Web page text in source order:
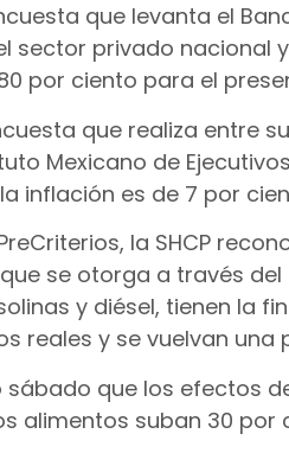
que levanta el
sector privado nacional
por ciento para el
que realiza entre
Mexicano de
inflación es de 7 por
la SHCP
se otorga a través
y diésel, tienen la
reales y se vuelvan
sábado que los efectos
alimentos suban 30 por